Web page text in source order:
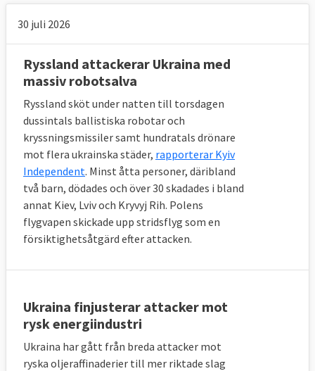
30 juli 2026
Ryssland attackerar Ukraina med
massiv robotsalva
Ryssland sköt under natten till torsdagen
dussintals ballistiska robotar och
kryssningsmissiler samt hundratals drönare
mot flera ukrainska städer, rapporterar Kyiv
Independent. Minst åtta personer, däribland
två barn, dödades och över 30 skadades i bland
annat Kiev, Lviv och Kryvyj Rih. Polens
flygvapen skickade upp stridsflyg som en
försiktighetsåtgärd efter attacken.
Ukraina finjusterar attacker mot
rysk energiindustri
Ukraina har gått från breda attacker mot
ryska oljeraffinaderier till mer riktade slag